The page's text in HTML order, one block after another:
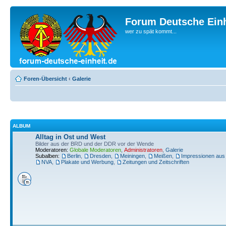
Forum Deutsche
wer zu spät kommt...
Foren-Übersicht ‹ Galerie
ALBUM
Alltag in Ost und West
Bilder aus der BRD und der DDR vor der Wende
Moderatoren: Globale Moderatoren Administratoren Galerie
Subalben:
Berlin Dresden Meiningen Meißen
Impressionen
NVA
Plakate und Werbung Zeitungen und Zeitschriften